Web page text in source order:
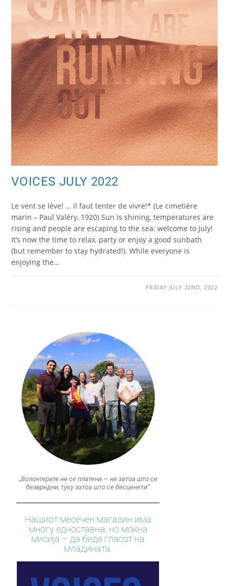
VOICES JULY 2022
Le vent se lève! … Il faut tenter de vivre!* (Le cimetière
marin – Paul Valéry, 1920) Sun is shining, temperatures are
rising and people are escaping to the sea: welcome to July!
It’s now the time to relax, party or enjoy a good sunbath
(but remember to stay hydrated!). While everyone is
enjoying the…
FRIDAY JULY 22ND, 2022
„Волонтерите не се платени — не затоа што се
безвредни, туку затоа што се бесценети“
Нашиот месечен магазин има
многу едноставна, но моќна
мисија – да биде гласот на
младината.